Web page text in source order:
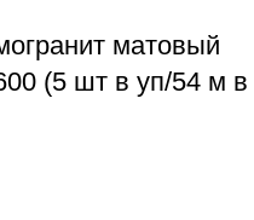
матовый
(5 шт в уп/54 м в